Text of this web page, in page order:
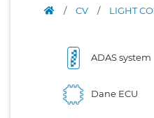
/ CV / LIGHT
ADAS system
Dane ECU